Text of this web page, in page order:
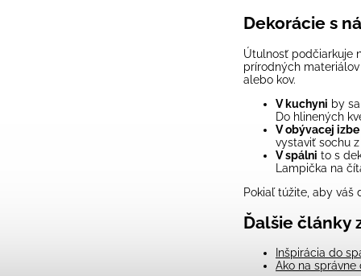
Dekorácie s
Útulnosť podčiarkuje
prírodných
alebo kov.
V kuchyni by
Do hlinených
V obývacej izbe
vystaviť sochu
V spálni to s
Lampička na
Pokiaľ túžite, aby váš
Ďalšie články
Inšpirácia do
Ako na správne